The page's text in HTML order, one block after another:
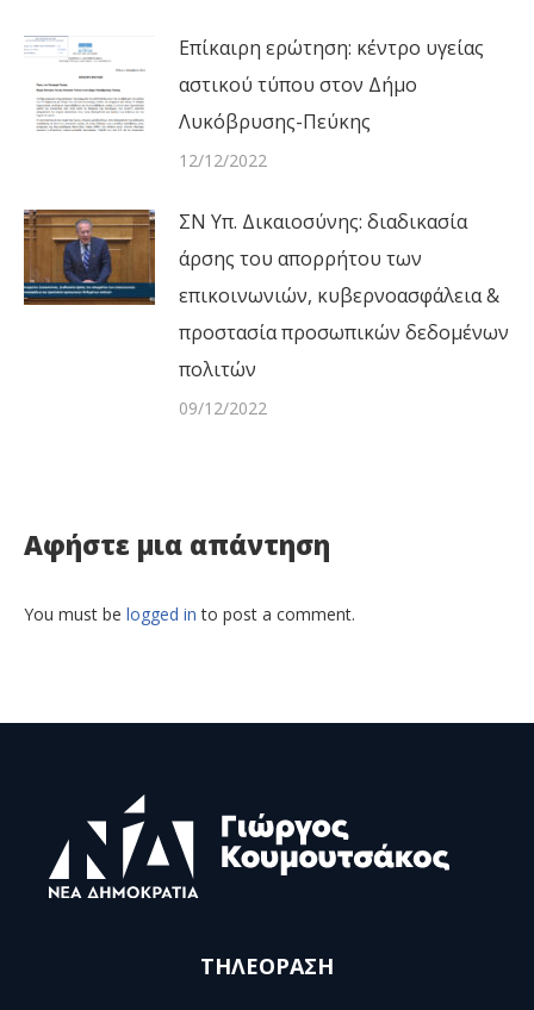
Επίκαιρη ερώτηση: κέντρο υγείας
αστικού τύπου στον Δήμο
Λυκόβρυσης-Πεύκης
12/12/2022
ΣΝ Υπ. Δικαιοσύνης: διαδικασία
άρσης του απορρήτου των
επικοινωνιών, κυβερνοασφάλεια &
προστασία προσωπικών δεδομένων
πολιτών
09/12/2022
Αφήστε μια απάντηση
You must be logged in to post a comment.
ΤΗΛΕΟΡΑΣΗ